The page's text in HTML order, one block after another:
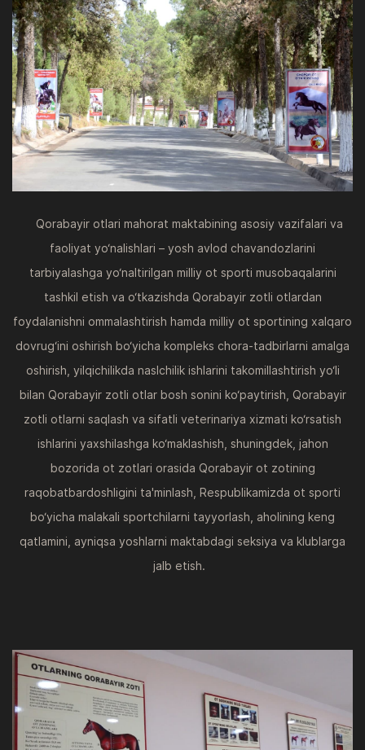
Qorabayir otlari mahorat maktabining asosiy vazifalari va
faoliyat yo‘nalishlari – yosh avlod chavandozlarini
tarbiyalashga yo‘naltirilgan milliy ot sporti musobaqalarini
tashkil etish va o‘tkazishda Qorabayir zotli otlardan
foydalanishni ommalashtirish hamda milliy ot sportining xalqaro
dovrug‘ini oshirish bo‘yicha kompleks chora-tadbirlarni amalga
oshirish, yilqichilikda naslchilik ishlarini takomillashtirish yo‘li
bilan Qorabayir zotli otlar bosh sonini ko‘paytirish, Qorabayir
zotli otlarni saqlash va sifatli veterinariya xizmati ko‘rsatish
ishlarini yaxshilashga ko‘maklashish, shuningdek, jahon
bozorida ot zotlari orasida Qorabayir ot zotining
raqobatbardoshligini ta'minlash, Respublikamizda ot sporti
bo‘yicha malakali sportchilarni tayyorlash, aholining keng
qatlamini, ayniqsa yoshlarni maktabdagi seksiya va klublarga
jalb etish.